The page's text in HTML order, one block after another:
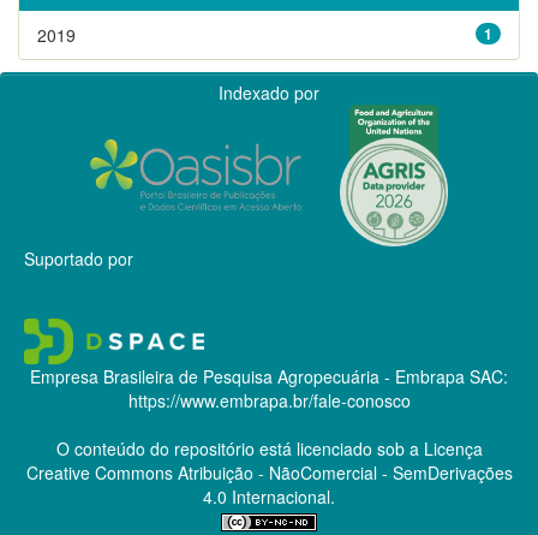
1
2019
Indexado por
Suportado por
Empresa Brasileira de Pesquisa Agropecuária - Embrapa SAC:
https://www.embrapa.br/fale-conosco
O conteúdo do repositório está licenciado sob a Licença
Creative CommonsAtribuição - NãoComercial - SemDerivações
4.0 Internacional.